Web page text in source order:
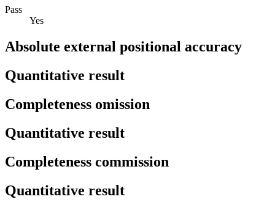
Pass
Yes
Absolute external positional accuracy
Quantitative result
Completeness omission
Quantitative result
Completeness commission
Quantitative result